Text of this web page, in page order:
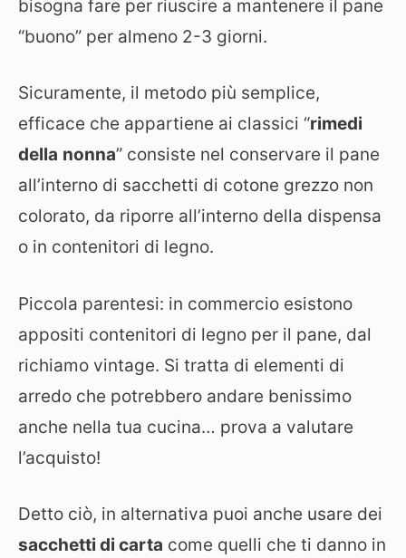
bisogna fare per riuscire a mantenere il pane
“buono” per almeno 2-3 giorni.
Sicuramente, il metodo più semplice,
efficace che appartiene ai classici “rimedi
della nonna” consiste nel conservare il pane
all’interno di sacchetti di cotone grezzo non
colorato, da riporre all’interno della dispensa
o in contenitori di legno.
Piccola parentesi: in commercio esistono
appositi contenitori di legno per il pane, dal
richiamo vintage. Si tratta di elementi di
arredo che potrebbero andare benissimo
anche nella tua cucina… prova a valutare
l’acquisto!
Detto ciò, in alternativa puoi anche usare dei
sacchetti di carta come quelli che ti danno in